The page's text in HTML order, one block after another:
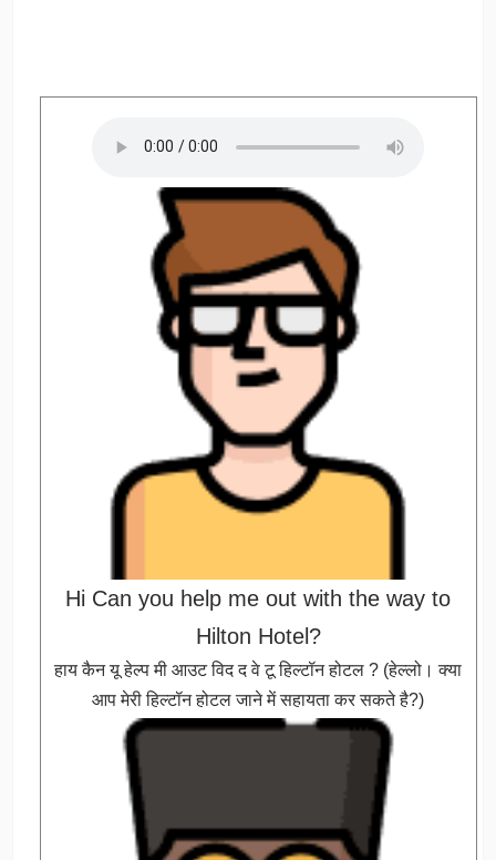
Hi Can you help me out with the way to
Hilton Hotel?
हाय कैन यू हेल्प मी आउट विद द वे टू हिल्टॉन होटल ? (हेल्लो। क्या
आप मेरी हिल्टॉन होटल जाने में सहायता कर सकते है?)